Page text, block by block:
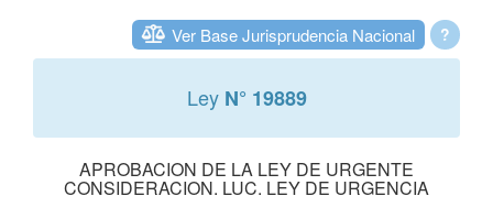
?
Ver Base Jurisprudencia Nacional
Ley N° 19889
APROBACION DE LA LEY DE URGENTE
CONSIDERACION. LUC. LEY DE URGENCIA